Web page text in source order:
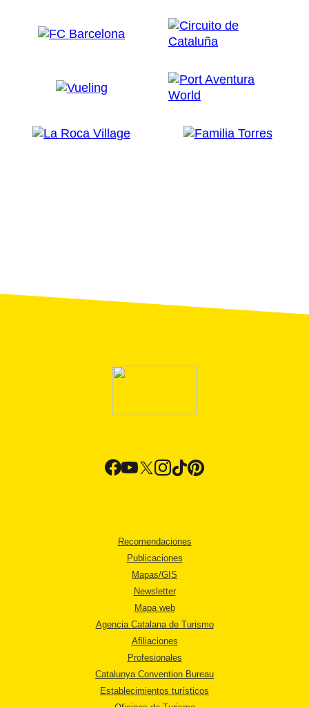
Recomendaciones
Publicaciones
Mapas/GIS
Newsletter
Mapa web
Agencia Catalana de Turismo
Afiliaciones
Profesionales
Catalunya Convention Bureau
Establecimientos turísticos